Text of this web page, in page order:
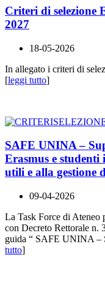
Criteri di selezione
2027
18-05-2026
In allegato i criteri di
[leggi tutto]
SAFE UNINA –
Erasmus e
utili e alla gestione
09-04-2026
La Task Force di Ateneo
con Decreto Rettorale n.
guida “ SAFE UNINA –
tutto]